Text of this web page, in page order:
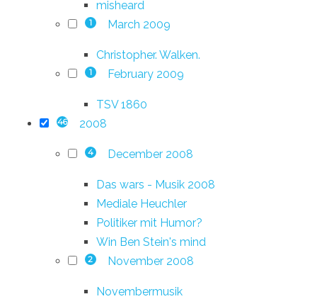
misheard
1 March 2009
Christopher. Walken.
1 February 2009
TSV 1860
46 2008
4 December 2008
Das wars - Musik 2008
Mediale Heuchler
Politiker mit Humor?
Win Ben Stein's mind
2 November 2008
Novembermusik